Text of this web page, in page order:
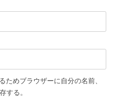
ためブラウザーに自分の名前、
する。